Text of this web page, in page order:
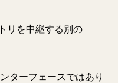
リを中継する別の
ターフェースではあり